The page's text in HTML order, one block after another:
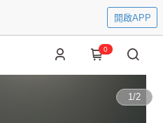
開啟APP
0
1/2